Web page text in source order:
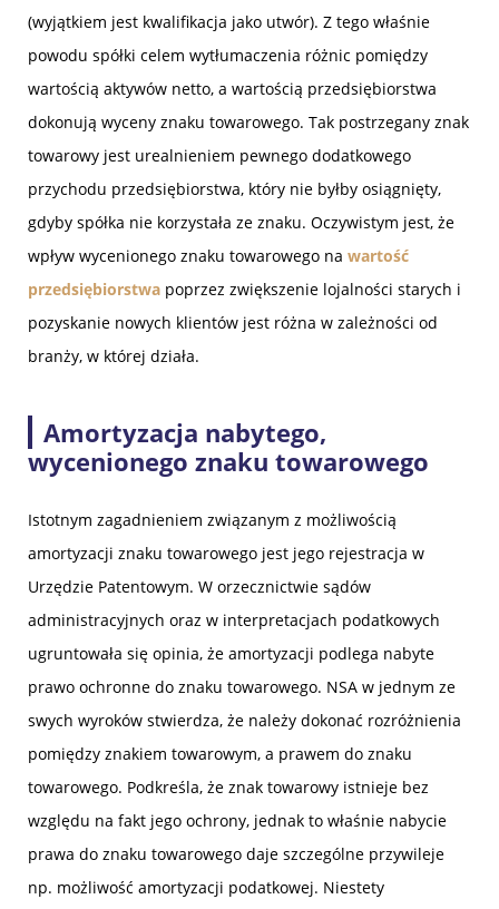
(wyjątkiem jest kwalifikacja jako utwór). Z tego właśnie
powodu spółki celem wytłumaczenia różnic pomiędzy
wartością aktywów netto, a wartością przedsiębiorstwa
dokonują wyceny znaku towarowego. Tak postrzegany znak
towarowy jest urealnieniem pewnego dodatkowego
przychodu przedsiębiorstwa, który nie byłby osiągnięty,
gdyby spółka nie korzystała ze znaku. Oczywistym jest, że
wpływ wycenionego znaku towarowego na wartość
przedsiębiorstwa poprzez zwiększenie lojalności starych i
pozyskanie nowych klientów jest różna w zależności od
branży, w której działa.
Amortyzacja nabytego,
wycenionego znaku towarowego
Istotnym zagadnieniem związanym z możliwością
amortyzacji znaku towarowego jest jego rejestracja w
Urzędzie Patentowym. W orzecznictwie sądów
administracyjnych oraz w interpretacjach podatkowych
ugruntowała się opinia, że amortyzacji podlega nabyte
prawo ochronne do znaku towarowego. NSA w jednym ze
swych wyroków stwierdza, że należy dokonać rozróżnienia
pomiędzy znakiem towarowym, a prawem do znaku
towarowego. Podkreśla, że znak towarowy istnieje bez
względu na fakt jego ochrony, jednak to właśnie nabycie
prawa do znaku towarowego daje szczególne przywileje
np. możliwość amortyzacji podatkowej. Niestety